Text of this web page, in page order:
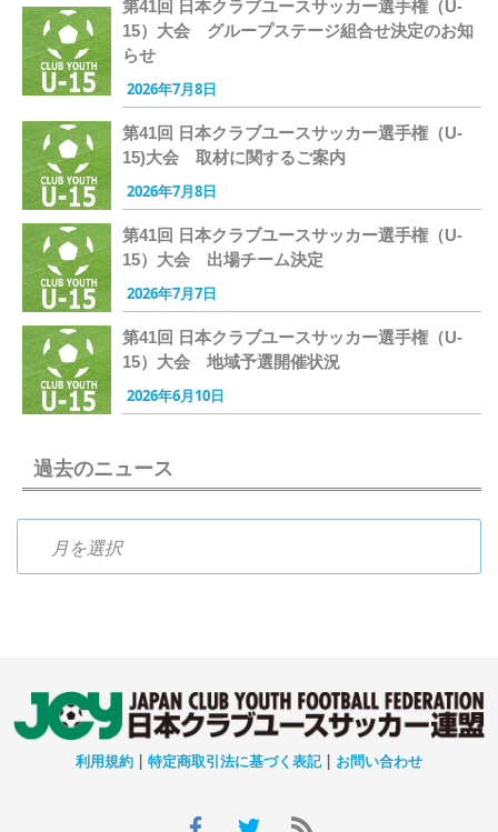
第41回 日本クラブユースサッカー選手権（U-
15）大会 グループステージ組合せ決定のお知
らせ
2026年7月8日
第41回 日本クラブユースサッカー選手権（U-
15)大会 取材に関するご案内
2026年7月8日
第41回 日本クラブユースサッカー選手権（U-
15）大会 出場チーム決定
2026年7月7日
第41回 日本クラブユースサッカー選手権（U-
15）大会 地域予選開催状況
2026年6月10日
過去のニュース
過去のニュース
利用規約 | 特定商取引法に基づく表記| お問い合わせ